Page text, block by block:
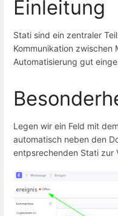
Einleitung
Stati sind ein zentraler
Kommunikation
Automatisierung gut
Legen wir ein Feld mit
automatisch neben den
entpsrechenden Stati zur